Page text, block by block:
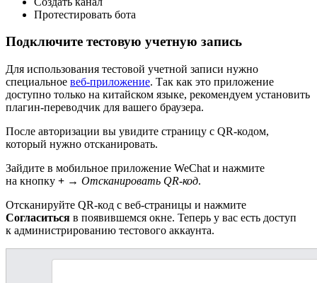
Протестировать бота
Подключите тестовую учетную запись
Для использования тестовой учетной записи нужно
специальное веб-приложение. Так как это приложение
доступно только на китайском языке, рекомендуем установить
плагин-переводчик для вашего браузера.
После авторизации вы увидите страницу с QR-кодом,
который нужно отсканировать.
Зайдите в мобильное приложение WeChat и нажмите
на кнопку + → Отсканировать QR-код.
Отсканируйте QR-код с веб-страницы и нажмите
Согласиться в появившемся окне. Теперь у вас есть доступ
к администрированию тестового аккаунта.